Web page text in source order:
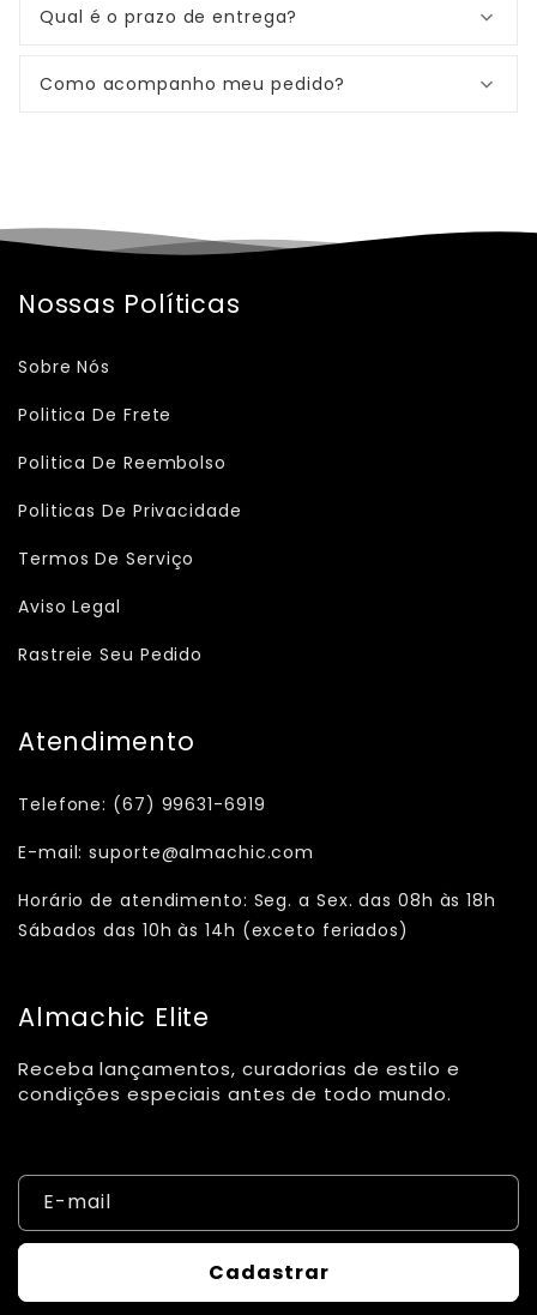
Qual é o prazo de entrega?
Como acompanho meu pedido?
Nossas Políticas
Sobre Nós
Politica De Frete
Politica De Reembolso
Politicas De Privacidade
Termos De Serviço
Aviso Legal
Rastreie Seu Pedido
Atendimento
Telefone: (67) 99631-6919
E-mail: suporte@almachic.com
Horário de atendimento: Seg. a Sex. das 08h às 18h
Sábados das 10h às 14h (exceto feriados)
Almachic Elite
Receba lançamentos, curadorias de estilo e
condições especiais antes de todo mundo.
E-mail
Cadastrar